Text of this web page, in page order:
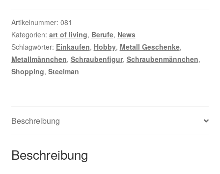
Artikelnummer: 081
Kategorien: art of living, Berufe, News
Schlagwörter: Einkaufen, Hobby, Metall Geschenke,
Metallmännchen, Schraubenfigur, Schraubenmännchen,
Shopping, Steelman
Beschreibung
Beschreibung